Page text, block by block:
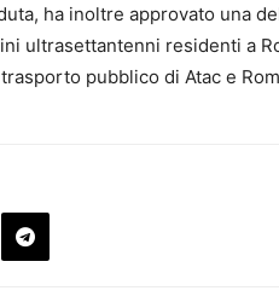
ha inoltre approvato una
ultrasettantenni residenti a
pubblico di Atac e